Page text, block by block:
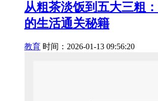
从粗茶淡饭到五大三粗
的生活通关秘籍
教育 时间：2026-01-13 09:56:20